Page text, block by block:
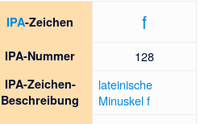
IPA-Zeichen f
IPA-Nummer 128
IPA-Zeichen-
Beschreibung
lateinische
Minuskelf